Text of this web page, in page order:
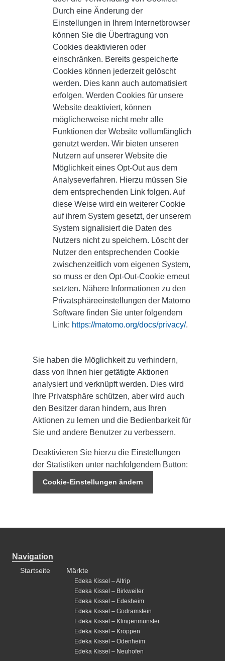
Durch eine Änderung der
Einstellungen in Ihrem Internetbrowser
können Sie die Übertragung von
Cookies deaktivieren oder
einschränken. Bereits gespeicherte
Cookies können jederzeit gelöscht
werden. Dies kann auch automatisiert
erfolgen. Werden Cookies für unsere
Website deaktiviert, können
möglicherweise nicht mehr alle
Funktionen der Website vollumfänglich
genutzt werden. Wir bieten unseren
Nutzern auf unserer Website die
Möglichkeit eines Opt-Out aus dem
Analyseverfahren. Hierzu müssen Sie
dem entsprechenden Link folgen. Auf
diese Weise wird ein weiterer Cookie
auf ihrem System gesetzt, der unserem
System signalisiert die Daten des
Nutzers nicht zu speichern. Löscht der
Nutzer den entsprechenden Cookie
zwischenzeitlich vom eigenen System,
so muss er den Opt-Out-Cookie erneut
setzten. Nähere Informationen zu den
Privatsphäreeinstellungen der Matomo
Software finden Sie unter folgendem
Link: https://matomo.org/docs/privacy/.
Sie haben die Möglichkeit zu verhindern,
dass von Ihnen hier getätigte Aktionen
analysiert und verknüpft werden. Dies wird
Ihre Privatsphäre schützen, aber wird auch
den Besitzer daran hindern, aus Ihren
Aktionen zu lernen und die Bedienbarkeit für
Sie und andere Benutzer zu verbessern.
Deaktivieren Sie hierzu die Einstellungen
der Statistiken unter nachfolgendem Button:
Cookie-Einstellungen ändern
Navigation
Startseite Märkte
Edeka Kissel – Altrip
Edeka Kissel – Birkweiler
Edeka Kissel – Edesheim
Edeka Kissel – Godramstein
Edeka Kissel – Klingenmünster
Edeka Kissel – Kröppen
Edeka Kissel – Odenheim
Edeka Kissel – Neuhofen